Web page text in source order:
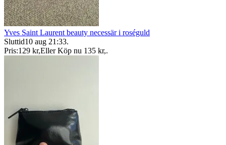
Yves Saint Laurent beauty necessär i roséguld
Sluttid10 aug 21:33.
Pris:129 kr,Eller Köp nu 135 kr,.